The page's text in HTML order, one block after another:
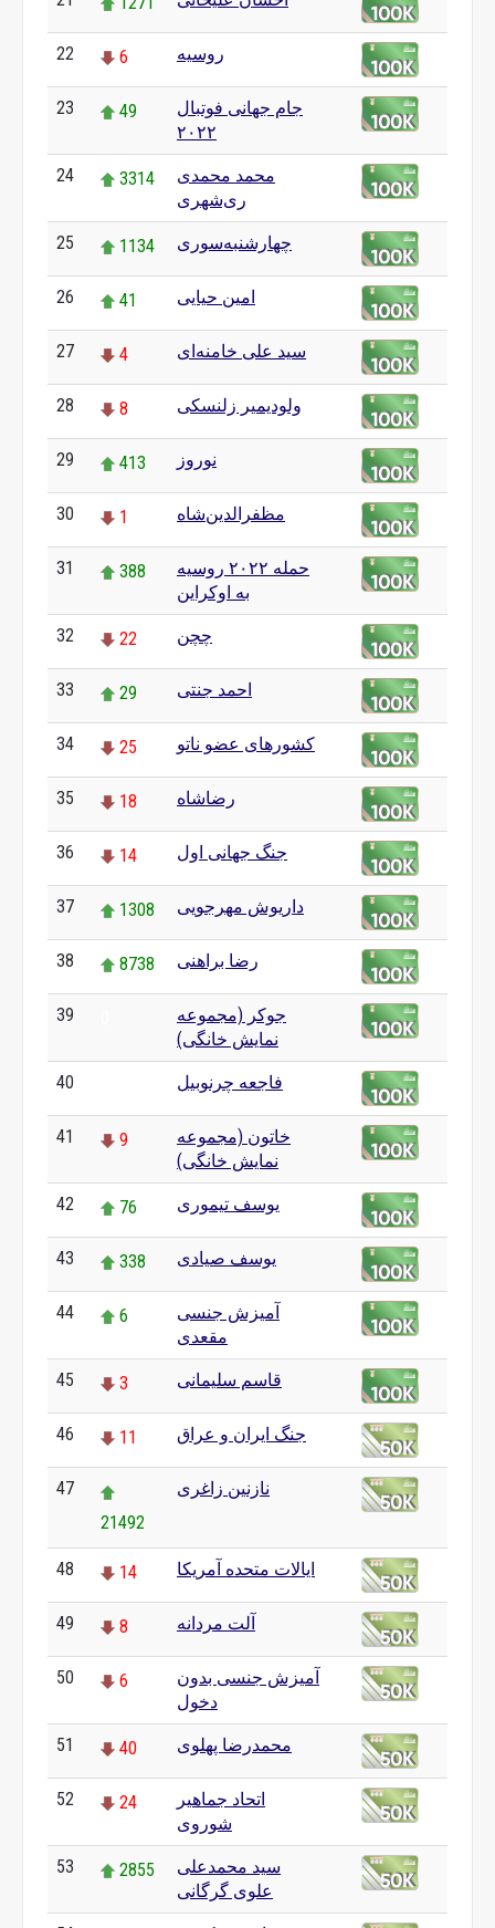
22 6 روسیه
23 49
جام جهانی فوتبال
۲۰۲۲
24 3314
محمد محمدی
ری‌شهری
25 1134 چهارشنبه‌سوری
26 41 امین حیایی
27 4 سید علی خامنه‌ای
28 8 ولودیمیر زلنسکی
29 413 نوروز
30 1 مظفرالدین‌شاه
31 388
حمله ۲۰۲۲ روسیه
به اوکراین
32 22 چچن
33 29 احمد جنتی
34 25 کشورهای عضو ناتو
35 18 رضاشاه
36 14 جنگ جهانی اول
37 1308 داریوش مهرجویی
38 8738 رضا براهنی
39
جوکر (مجموعه
نمایش خانگی)
40 فاجعه چرنوبیل
41 9
خاتون (مجموعه
نمایش خانگی)
42 76 یوسف تیموری
43 338 یوسف صیادی
44 6
آمیزش جنسی
مقعدی
45 3 قاسم سلیمانی
46 11 جنگ ایران و عراق
47
21492
نازنین زاغری
48 14 ایالات متحده آمریکا
49 8 آلت مردانه
50 6
آمیزش جنسی بدون
دخول
51 40 محمدرضا پهلوی
52 24
اتحاد جماهیر
شوروی
53 2855
سید محمدعلی
علوی گرگانی